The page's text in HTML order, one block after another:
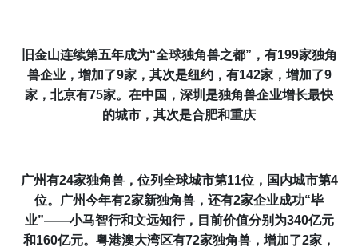
旧金山连续第五年成为“全球独角兽之都”，有199家独角
兽企业，增加了9家，其次是纽约，有142家，增加了9
家，北京有75家。在中国， 深圳 是独角兽企业增长最快
的城市，其次是合肥和重庆
广州有24家独角兽，位列全球城市第11位，国内城市第4
位。广州今年有2家新独角兽，还有2家企业成功“毕
业”——小马智行和文远知行，目前价值分别为340亿元
和160亿元。粤港澳大湾区有72家独角兽，增加了2家，